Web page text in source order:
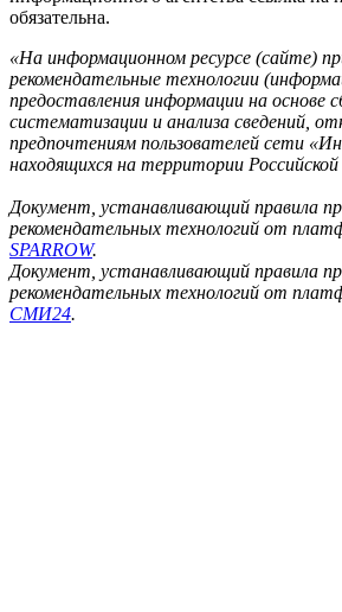
обязательна.
«На информационном ресурсе (сайте)
рекомендательные технологии
предоставления информации на основе
систематизации и анализа сведений,
предпочтениям пользователей сети
находящихся на территории
Документ, устанавливающий правила
рекомендательных технологий от
SPARROW.
Документ, устанавливающий правила
рекомендательных технологий от
СМИ24.